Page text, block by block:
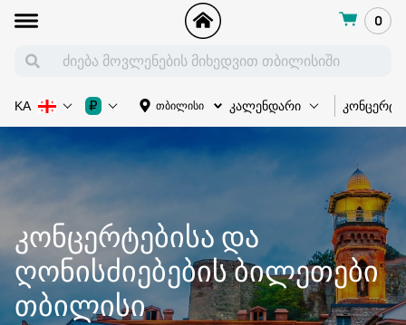
0
თბილისი კალენდარი კონცერტი
KA ₽
ᲙᲝᲜᲪᲔᲠᲢᲔᲑᲘᲡᲐ ᲓᲐ
ᲦᲝᲜᲘᲡᲫᲘᲔᲑᲔᲑᲘᲡ ᲑᲘᲚᲔᲗᲔᲑᲘ
ᲗᲑᲘᲚᲘᲡᲘ